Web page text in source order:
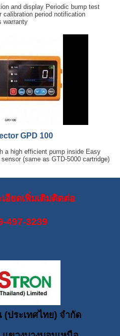
and display Periodic bump test
period notification
warranty
GPD 100
a high efficient pump inside Easy
(same as GTD-5000 cartridge)
อียดเพิ่มเติมติดต่อ
497-3239
ประเทศไทย) จำกัด